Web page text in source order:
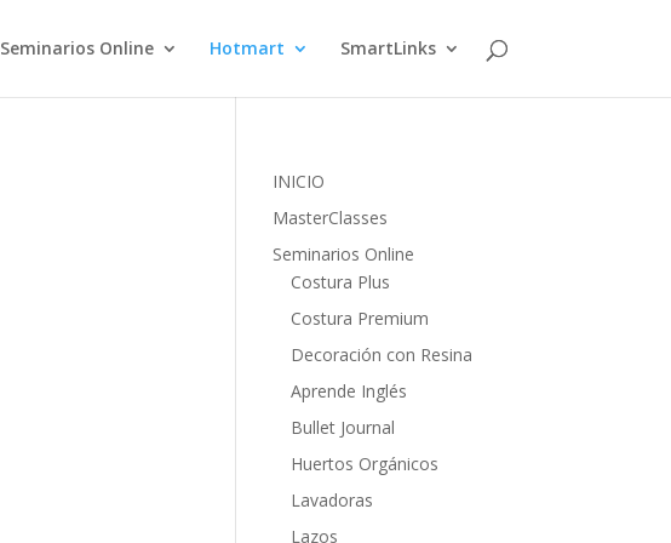
Seminarios Online Hotmart SmartLinks
INICIO
MasterClasses
Seminarios Online
Costura Plus
Costura Premium
Decoración con Resina
Aprende Inglés
Bullet Journal
Huertos Orgánicos
Lavadoras
Lazos